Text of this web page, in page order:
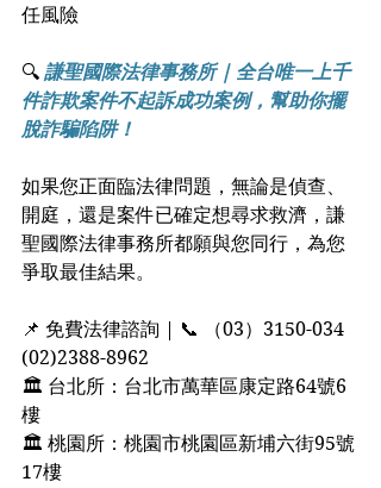
任風險
🔍 謙聖國際法律事務所 | 全台唯一上千
件詐欺案件不起訴成功案例，幫助你擺
脫詐騙陷阱！
如果您正面臨法律問題，無論是偵查、
開庭，還是案件已確定想尋求救濟，謙
聖國際法律事務所都願與您同行，為您
爭取最佳結果。
📌 免費法律諮詢 | 📞 （03）3150-034
(02)2388-8962
🏛 台北所：台北市萬華區康定路64號6
樓
🏛 桃園所：桃園市桃園區新埔六街95號
17樓